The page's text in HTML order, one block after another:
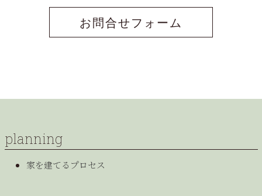
お問合せフォーム
planning
家を建てるプロセス